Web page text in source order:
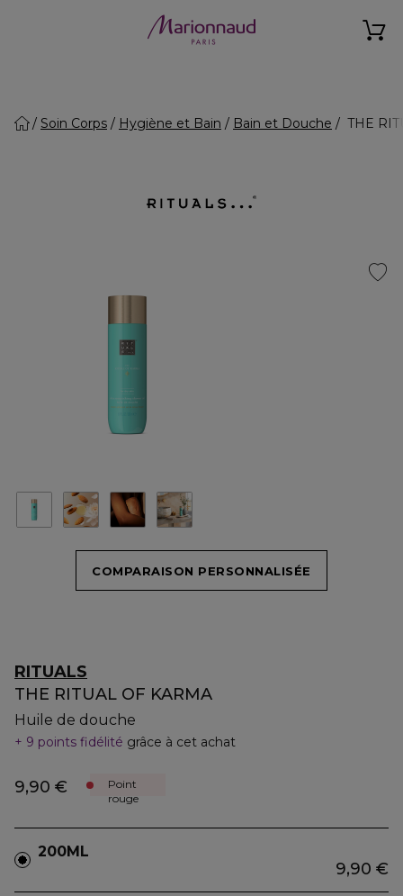
Soin Corps Hygiène et Bain Bain et Douche THE
COMPARAISON PERSONNALISÉE
RITUALS
THE RITUAL OF KARMA
Huile de douche
9 points fidélité grâce à cet achat
9,90 €
Point
rouge
200ML
9,90 €